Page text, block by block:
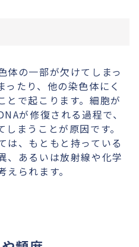
体の一部が欠けてしまっ
ったり、他の染色体にく
とで起こります。細胞が
が修復される過程で、
まうことが原因です。
は、もともと持っている
、あるいは放射線や化学
られます。​​